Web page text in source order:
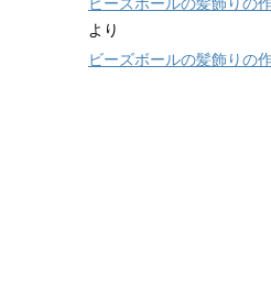
より
ビーズボールの髪飾りの